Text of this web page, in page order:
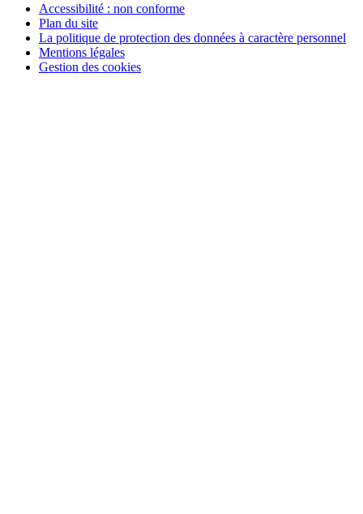
Accessibilité : non conforme
Plan du site
La politique de protection des données à caractère personnel
Mentions légales
Gestion des cookies